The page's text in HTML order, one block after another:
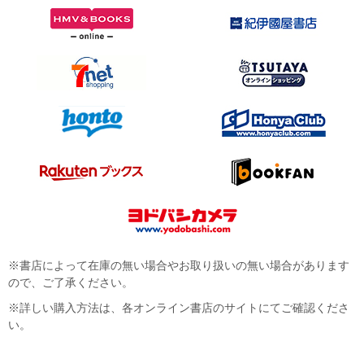
※書店によって在庫の無い場合やお取り扱いの無い場合があります
ので、ご了承ください。
※詳しい購入方法は、各オンライン書店のサイトにてご確認くださ
い。